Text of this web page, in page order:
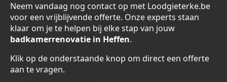
Neem vandaag nog contact op met Loodgieterke.be
voor een vrijblijvende offerte. Onze experts staan
klaar om je te helpen bij elke stap van jouw
badkamerrenovatie in Heffen.
Klik op de onderstaande knop om direct een offerte
aan te vragen.